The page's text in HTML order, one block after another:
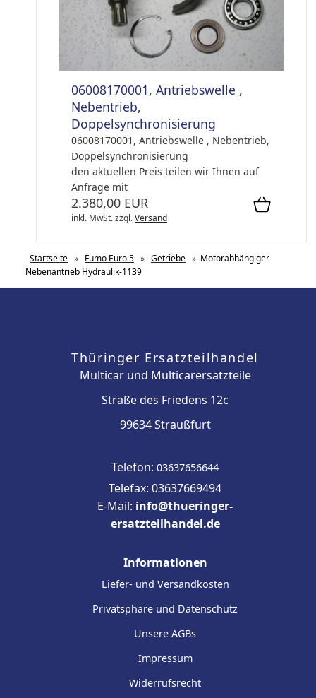
06008170001, Antriebswelle ,
Nebentrieb,
Doppelsynchronisierung
06008170001, Antriebswelle , Nebentrieb,
Doppelsynchronisierung
den aktuellen Preis teilen wir Ihnen auf
Anfrage mit
2.380,00 EUR
inkl. MwSt.zzgl.Versand
Startseite » Fumo Euro 5 » Getriebe » Motorabhängiger
Nebenantrieb Hydraulik-1139
Thüringer Ersatzteilhandel
Multicar und Multicarersatzteile
Straße des Friedens 12c
99634 Straußfurt
Telefon: 03637656644
Telefax: 03637669494
E-Mail: info@thueringer-
ersatzteilhandel.de
Informationen
Liefer- und Versandkosten
Privatsphäre und Datenschutz
Unsere AGBs
Impressum
Widerrufsrecht